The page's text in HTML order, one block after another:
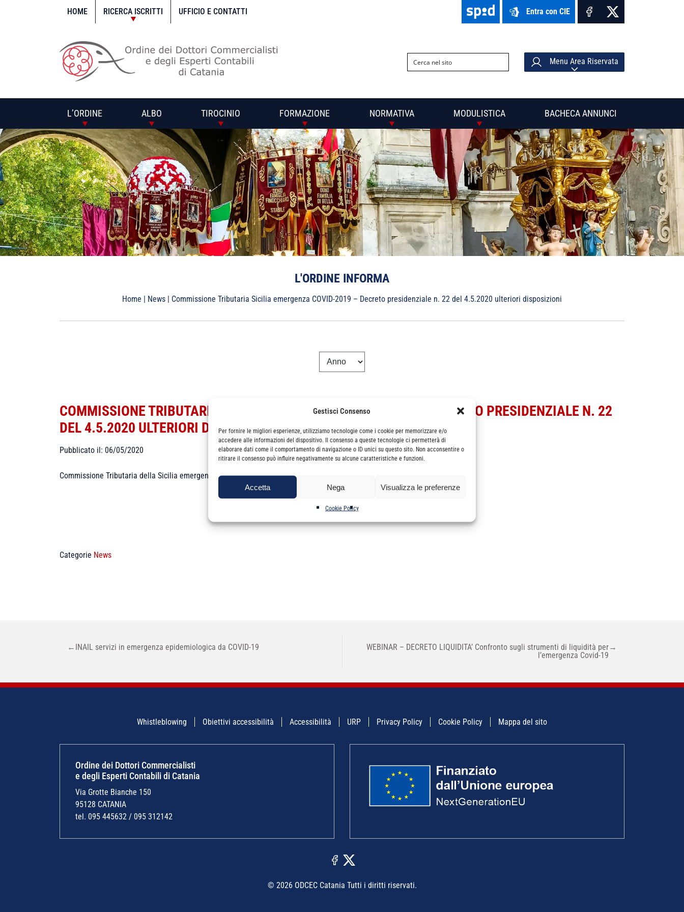
Gestisci Consenso
Per fornire le migliori esperienze, utilizziamo tecnologie come i cookie per memorizzare e/o
accedere alle informazioni del dispositivo. Il consenso a queste tecnologie ci permetterà di
elaborare dati come il comportamento di navigazione o ID unici su questo sito. Non acconsentire o
ritirare il consenso può influire negativamente su alcune caratteristiche e funzioni.
Accetta Nega Visualizza le preferenze
Cookie Policy
HOME RICERCA ISCRITTI UFFICIO E CONTATTI Entra con CIE
Menu Area Riservata
L’ORDINE ALBO TIROCINIO FORMAZIONE NORMATIVA MODULISTICA BACHECA ANNUNCI
L'ORDINE INFORMA
Home | News | Commissione Tributaria Sicilia emergenza COVID-2019 – Decreto presidenziale n. 22 del 4.5.2020 ulteriori disposizioni
COMMISSIONE TRIBUTARIA SICILIA EMERGENZA COVID-2019 – DECRETO PRESIDENZIALE N. 22
DEL 4.5.2020 ULTERIORI DISPOSIZIONI
Pubblicato il: 06/05/2020
Commissione Tributaria della Sicilia emergenza COVID-2019 – Decreto presidenziale n. 22 del 4.5.2020 ulteriori disposizioni
Categorie News
← INAIL servizi in emergenza epidemiologica da COVID-19
WEBINAR – DECRETO LIQUIDITA’ Confronto sugli strumenti di liquidità per
l’emergenza Covid-19
→
Whistleblowing Obiettivi accessibilità Accessibilità URP Privacy Policy Cookie Policy Mappa del sito
Ordine dei Dottori Commercialisti
e degli Esperti Contabili di Catania
Via Grotte Bianche 150
95128 CATANIA
tel. 095 445632 / 095 312142
© 2026 ODCEC Catania Tutti i diritti riservati.